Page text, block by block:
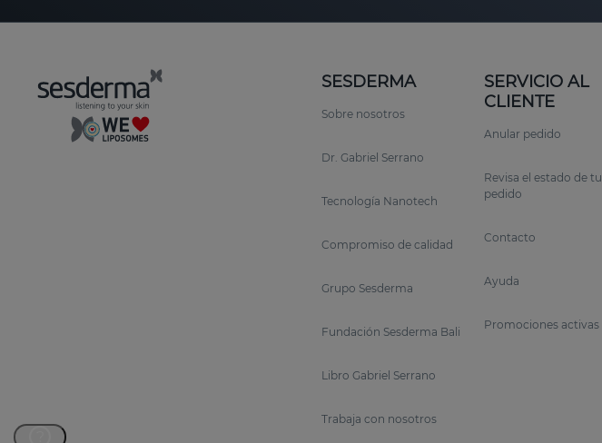
SESDERMA
Sobre nosotros
Dr. Gabriel Serrano
Tecnología Nanotech
Compromiso de calidad
Grupo Sesderma
Fundación Sesderma Bali
Libro Gabriel Serrano
Trabaja con nosotros
SERVICIO AL
CLIENTE
Anular pedido
Revisa el estado de tu
pedido
Contacto
Ayuda
Promociones activas